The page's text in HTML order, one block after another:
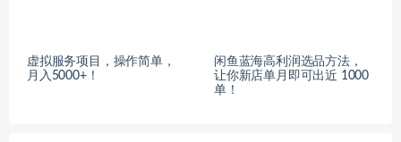
虚拟服务项目，操作简单，
月入5000+！
闲鱼蓝海高利润选品方法，
让你新店单月即可出近 1000
单！